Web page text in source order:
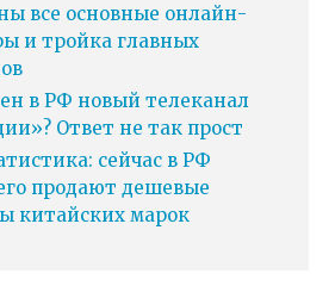
все основные онлайн-
и тройка главных
в РФ новый телеканал
Ответ не так прост
сейчас в РФ
продают дешевые
китайских марок